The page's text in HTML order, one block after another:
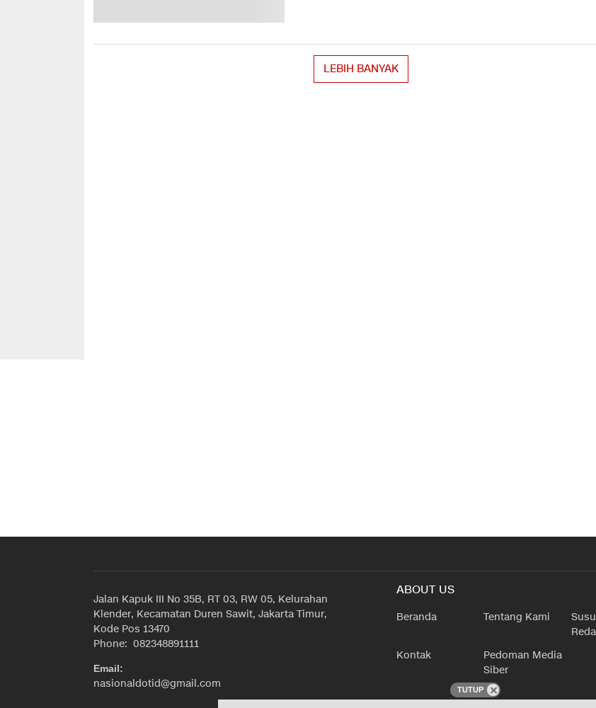
LEBIH BANYAK
Jalan Kapuk III No 35B, RT 03, RW 05, Kelurahan
Klender, Kecamatan Duren Sawit, Jakarta Timur,
Kode Pos 13470
Phone: 082348891111
Email:
nasionaldotid@gmail.com
ABOUT US
Beranda Tentang Kami
Kontak
Pedoman Media
Siber
TUTUP